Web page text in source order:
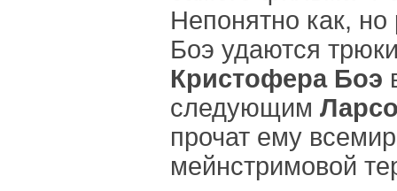
Непонятно как,
Боэ удаются
Кристофера Боэ
следующим
прочат ему
мейнстримовой